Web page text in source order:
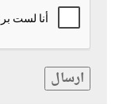
ارسال